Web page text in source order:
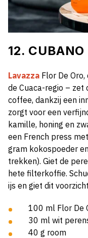
12. CUBANO
Lavazza Flor De
de Cuaca-regio – zet
coffee, dankzij een
zorgt voor een
kamille, honing en
een French press
gram kokospoeder
trekken). Giet de
hete filterkoffie.
ijs en giet dit
100 ml Flor De
30 ml wit
40 g room